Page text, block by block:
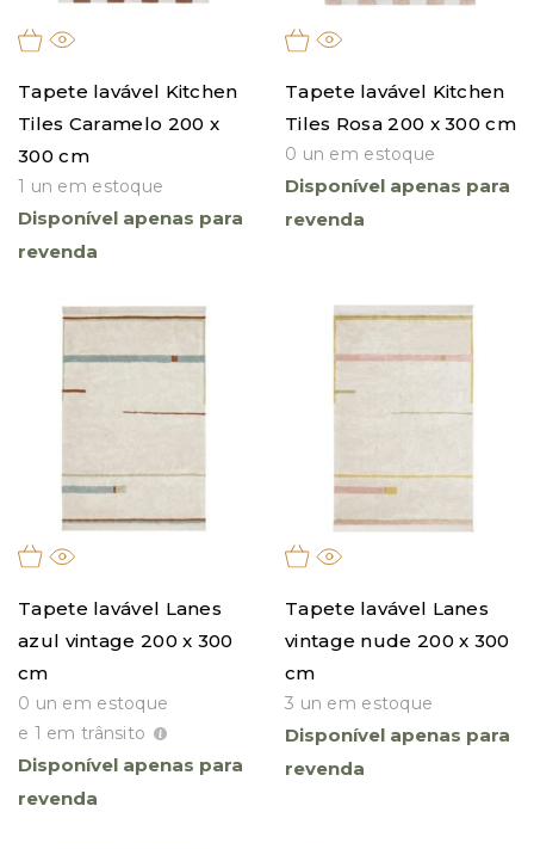
Tapete lavável Kitchen
Tiles Caramelo 200 x
300 cm
1 un em estoque
Disponível apenas para
revenda
Tapete lavável Kitchen
Tiles Rosa 200 x 300 cm
0 un em estoque
Disponível apenas para
revenda
Tapete lavável Lanes
azul vintage 200 x 300
cm
0 un em estoque
e 1 em trânsito
Disponível apenas para
revenda
Tapete lavável Lanes
vintage nude 200 x 300
cm
3 un em estoque
Disponível apenas para
revenda